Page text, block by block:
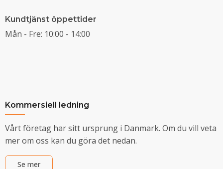
Kundtjänst öppettider
Mån - Fre: 10:00 - 14:00
Kommersiell ledning
Vårt företag har sitt ursprung i Danmark. Om du vill veta
mer om oss kan du göra det nedan.
Se mer